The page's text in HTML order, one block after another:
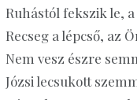
Ruhástól fekszik le,
Recseg a lépcső, az
Nem vesz észre
Józsi lecsukott